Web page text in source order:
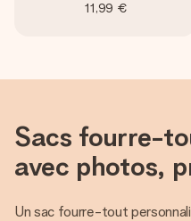
11,99 €
Sacs fourre-
avec photos,
Un sac fourre-tout